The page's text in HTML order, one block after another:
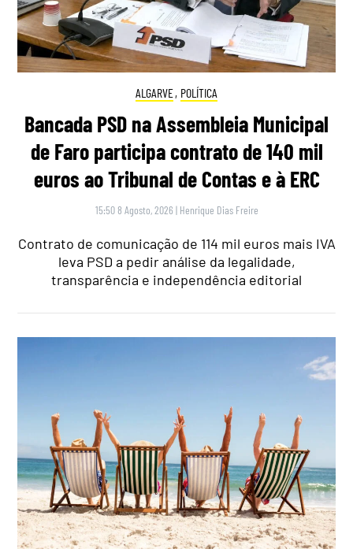
ALGARVE, POLÍTICA
Bancada PSD na Assembleia Municipal
de Faro participa contrato de 140 mil
euros ao Tribunal de Contas e à ERC
15:50 8 Agosto, 2026 | Henrique Dias Freire
Contrato de comunicação de 114 mil euros mais IVA
leva PSD a pedir análise da legalidade,
transparência e independência editorial